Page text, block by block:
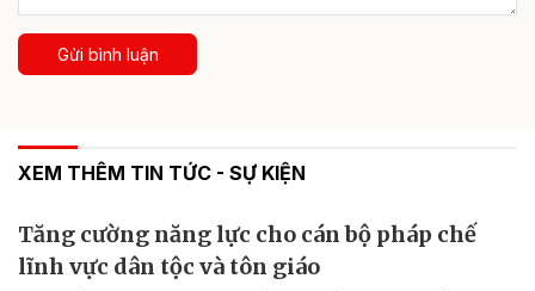
Gửi bình luận
XEM THÊM TIN TỨC - SỰ KIỆN
Tăng cường năng lực cho cán bộ pháp chế
lĩnh vực dân tộc và tôn giáo